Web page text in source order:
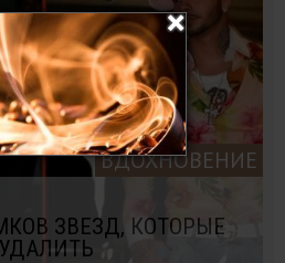
ВДОХНОВЕНИЕ
ЗВЕЗД, КОТОРЫЕ